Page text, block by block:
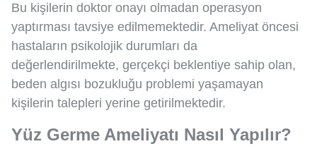
Bu kişilerin doktor onayı olmadan operasyon
yaptırması tavsiye edilmemektedir. Ameliyat öncesi
hastaların psikolojik durumları da
değerlendirilmekte, gerçekçi beklentiye sahip olan,
beden algısı bozukluğu problemi yaşamayan
kişilerin talepleri yerine getirilmektedir.
Yüz Germe Ameliyatı Nasıl Yapılır?